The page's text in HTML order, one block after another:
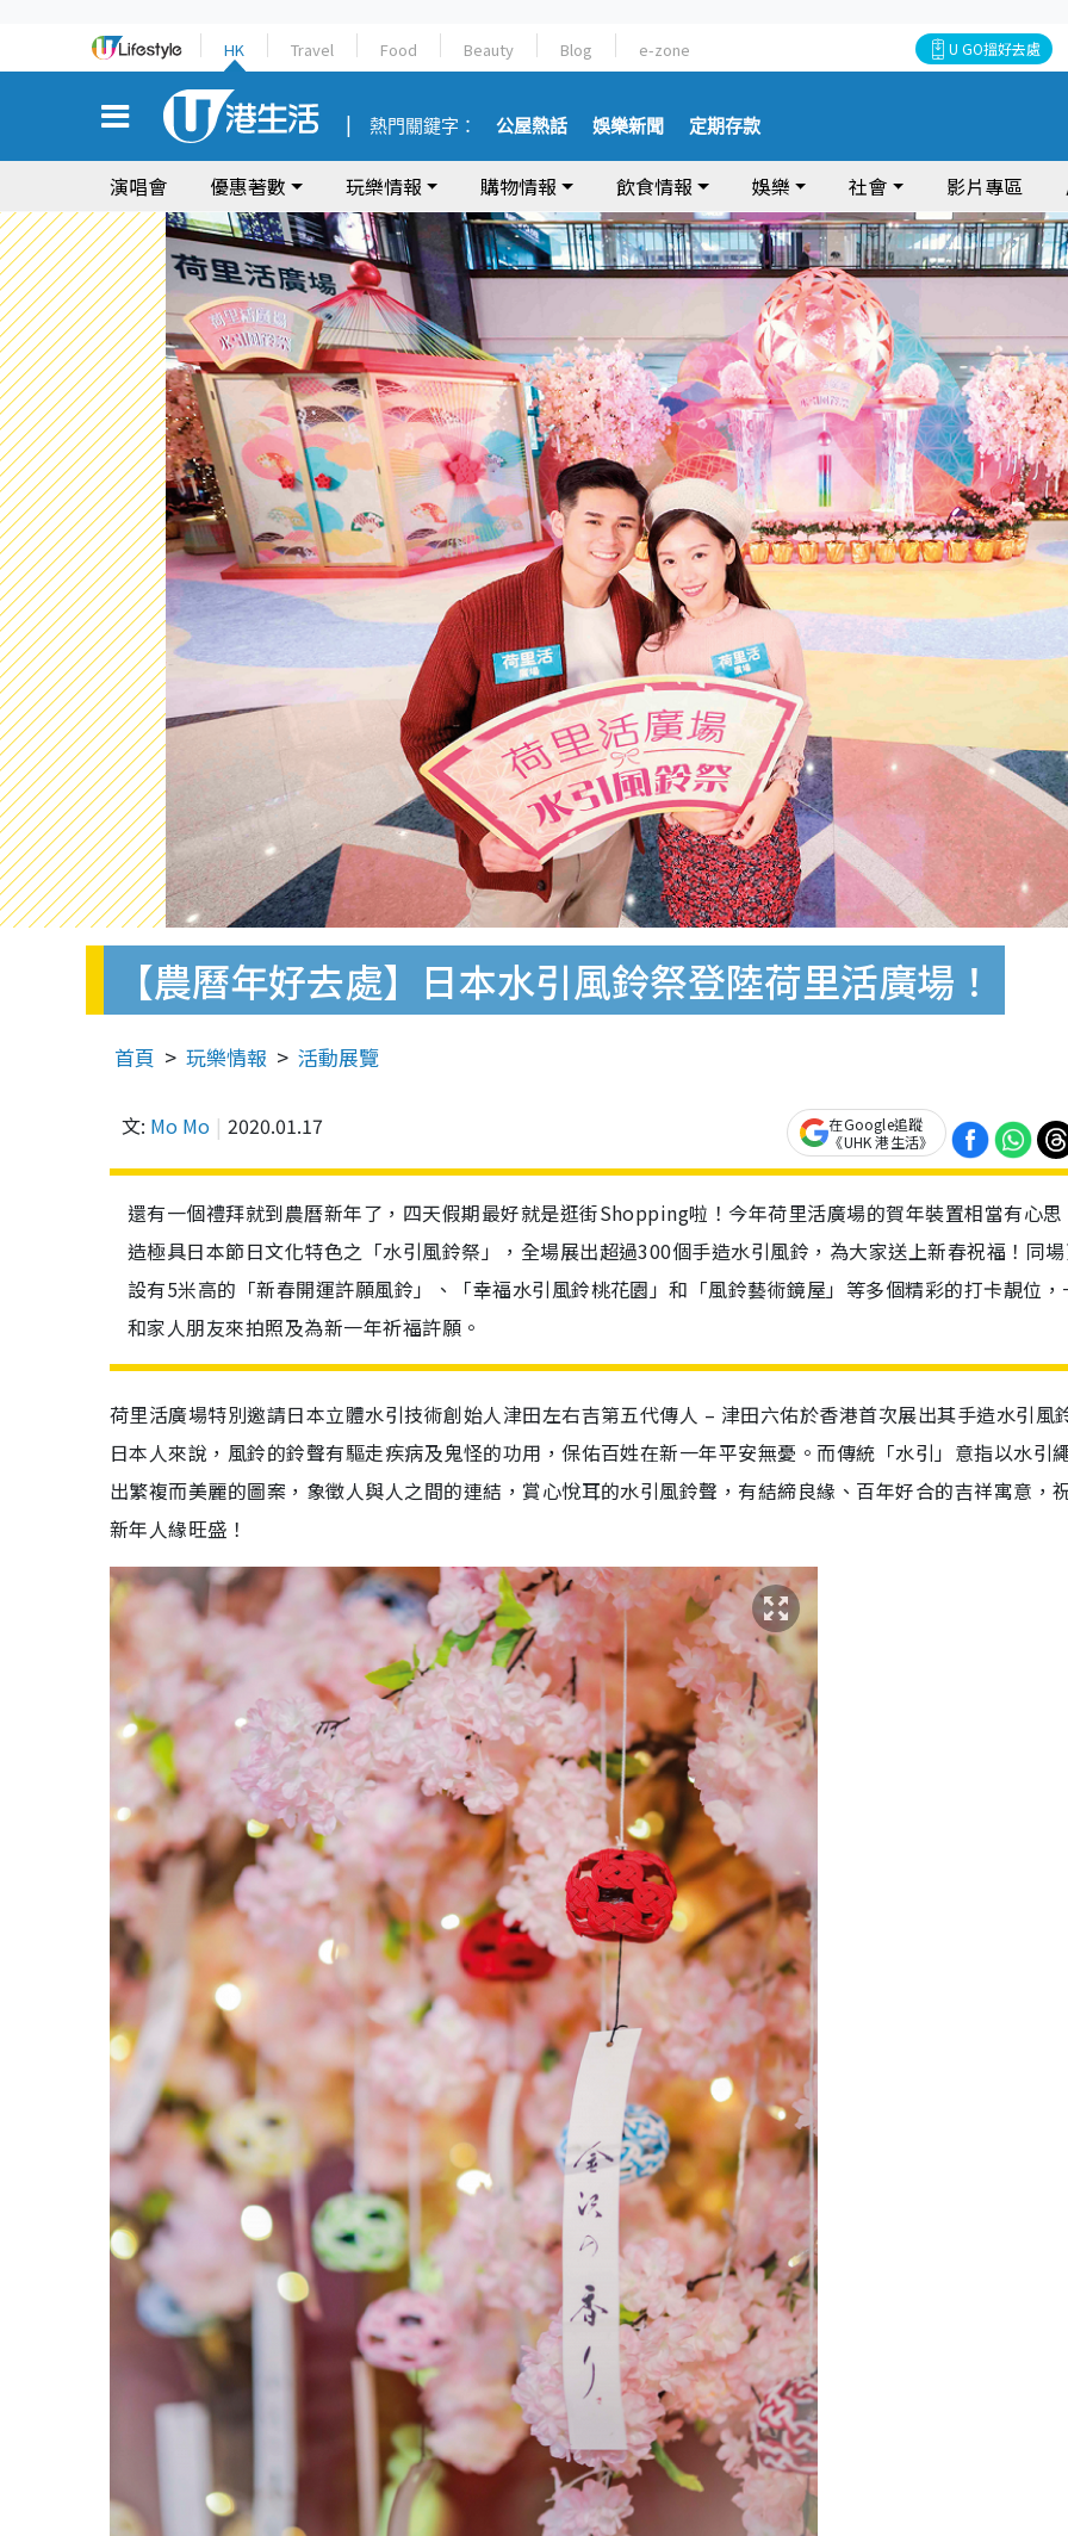
HK Travel Food Beauty Blog e-zone U GO搵好去處
熱門關鍵字： 公屋熱話 娛樂新聞 定期存款
演唱會 優惠著數 玩樂情報 購物情報 飲食情報 娛樂 社會 影片專區
【農曆年好去處】日本水引風鈴祭登陸荷里活廣場！
首頁 玩樂情報 活動展覽
文: Mo Mo 2020.01.17
在Google追蹤
《UHK 港生活》
還有一個禮拜就到農曆新年了，四天假期最好就是逛街Shopping啦！今年荷里活廣場的賀年裝置相當有心思
造極具日本節日文化特色之「水引風鈴祭」，全場展出超過300個手造水引風鈴，為大家送上新春祝福！同
設有5米高的「新春開運許願風鈴」、「幸福水引風鈴桃花園」和「風鈴藝術鏡屋」等多個精彩的打卡靚位，
和家人朋友來拍照及為新一年祈福許願。
荷里活廣場特別邀請日本立體水引技術創始人津田左右吉第五代傳人 – 津田六佑於香港首次展出其手造水引風
日本人來說，風鈴的鈴聲有驅走疾病及鬼怪的功用，保佑百姓在新一年平安無憂。而傳統「水引」意指以水引
出繁複而美麗的圖案，象徵人與人之間的連結，賞心悅耳的水引風鈴聲，有結締良緣、百年好合的吉祥寓意，
新年人緣旺盛！